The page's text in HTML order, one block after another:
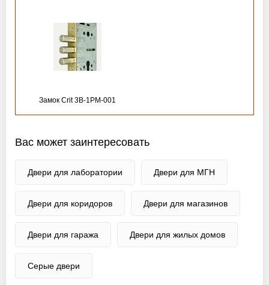
Замок Crit 3B-1PM-001
Вас может заинтересовать
Двери для лаборатории Двери для МГН
Двери для коридоров Двери для магазинов
Двери для гаража Двери для жилых домов
Серые двери